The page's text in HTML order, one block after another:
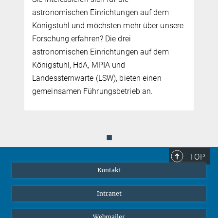
astronomischen Einrichtungen auf dem
Königstuhl und möchsten mehr über unsere
Forschung erfahren? Die drei
astronomischen Einrichtungen auf dem
Königstuhl, HdA, MPIA und
Landessternwarte (LSW), bieten einen
gemeinsamen Führungsbetrieb an.
◼
TOP
Kontakt
Intranet